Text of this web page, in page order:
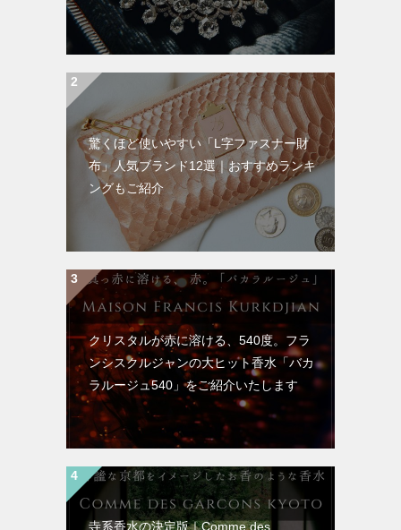
驚くほど使いやすい「L字ファスナー財
布」人気ブランド12選｜おすすめランキ
ングもご紹介
クリスタルが赤に溶ける、540度。フラ
ンシスクルジャンの大ヒット香水「バカ
ラルージュ540」をご紹介いたします
寺系香水の決定版｜Comme des